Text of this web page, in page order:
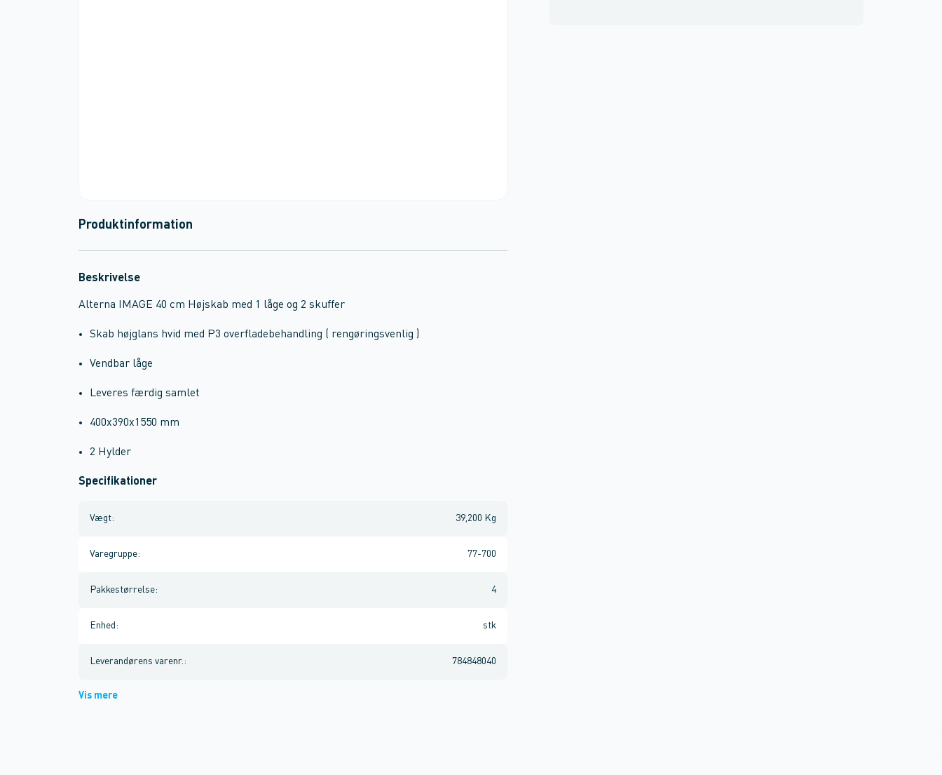
Produktinformation
Beskrivelse
Alterna IMAGE 40 cm Højskab med 1 låge og 2 skuffer
Skab højglans hvid med P3 overfladebehandling ( rengøringsvenlig )
Vendbar låge
Leveres færdig samlet
400x390x1550 mm
2 Hylder
Specifikationer
Vægt: 39,200 Kg
Varegruppe: 77-700
Pakkestørrelse: 4
Enhed : stk
Leverandørens varenr. : 784848040
Vis mere